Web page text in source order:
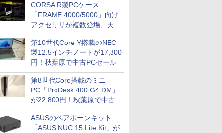
CORSAIR製PCケース
「FRAME 4000/5000」向け
アクセサリが複数登場、天然
木製パネルや背面コネクタ対
応トレイなど
第10世代Core Y搭載のNEC
製12.5インチノートが17,800
円！秋葉原で中古PCセール
第8世代Core搭載のミニ
PC「ProDesk 400 G4 DM」
が22,800円！秋葉原で中古
PCセール
ASUSのベアボーンキット
「ASUS NUC 15 Lite Kit」が